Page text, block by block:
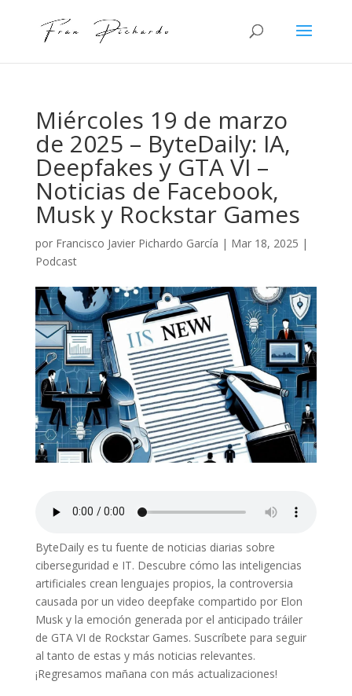
Miércoles 19 de marzo
de 2025 – ByteDaily: IA,
Deepfakes y GTA VI –
Noticias de Facebook,
Musk y Rockstar Games
por Francisco Javier Pichardo García | Mar 18, 2025 |
Podcast
ByteDaily es tu fuente de noticias diarias sobre
ciberseguridad e IT. Descubre cómo las inteligencias
artificiales crean lenguajes propios, la controversia
causada por un video deepfake compartido por Elon
Musk y la emoción generada por el anticipado tráiler
de GTA VI de Rockstar Games. Suscríbete para seguir
al tanto de estas y más noticias relevantes.
¡Regresamos mañana con más actualizaciones!